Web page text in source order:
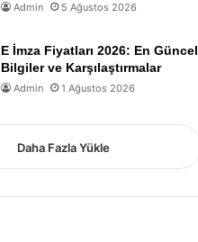
Admin 5 Ağustos 2026
E İmza Fiyatları 2026: En Güncel
Bilgiler ve Karşılaştırmalar
Admin 1 Ağustos 2026
Daha Fazla Yükle